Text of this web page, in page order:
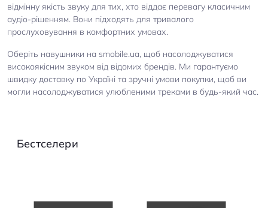
відмінну якість звуку для тих, хто віддає перевагу класичним
аудіо-рішенням. Вони підходять для тривалого
прослуховування в комфортних умовах.
Оберіть навушники на smobile.ua, щоб насолоджуватися
високоякісним звуком від відомих брендів. Ми гарантуємо
швидку доставку по Україні та зручні умови покупки, щоб ви
могли насолоджуватися улюбленими треками в будь-який час.
Бестселери